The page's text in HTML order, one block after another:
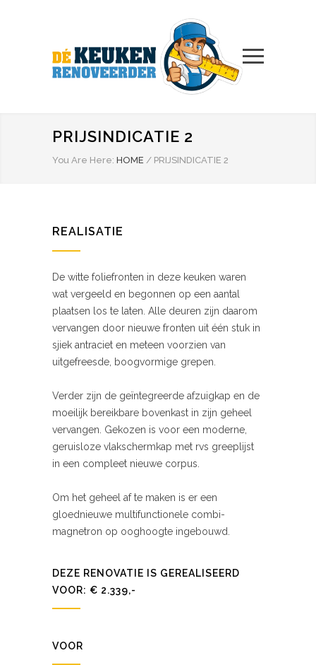
PRIJSINDICATIE 2
You Are Here: HOME / PRIJSINDICATIE 2
REALISATIE
De witte foliefronten in deze keuken waren
wat vergeeld en begonnen op een aantal
plaatsen los te laten. Alle deuren zijn daarom
vervangen door nieuwe fronten uit één stuk in
sjiek antraciet en meteen voorzien van
uitgefreesde, boogvormige grepen.
Verder zijn de geïntegreerde afzuigkap en de
moeilijk bereikbare bovenkast in zijn geheel
vervangen. Gekozen is voor een moderne,
geruisloze vlakschermkap met rvs greeplijst
in een compleet nieuwe corpus.
Om het geheel af te maken is er een
gloednieuwe multifunctionele combi-
magnetron op ooghoogte ingebouwd.
DEZE RENOVATIE IS GEREALISEERD
VOOR: € 2.339,-
VOOR